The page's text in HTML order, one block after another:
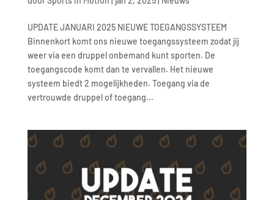
UPDATE JANUARI 2025 NIEUWE TOEGANGSSYSTEEM
Binnenkort komt ons nieuwe toegangssysteem zodat jij
weer via een druppel onbemand kunt sporten. De
toegangscode komt dan te vervallen. Het nieuwe
systeem biedt 2 mogelijkheden. Toegang via de
vertrouwde druppel of toegang...